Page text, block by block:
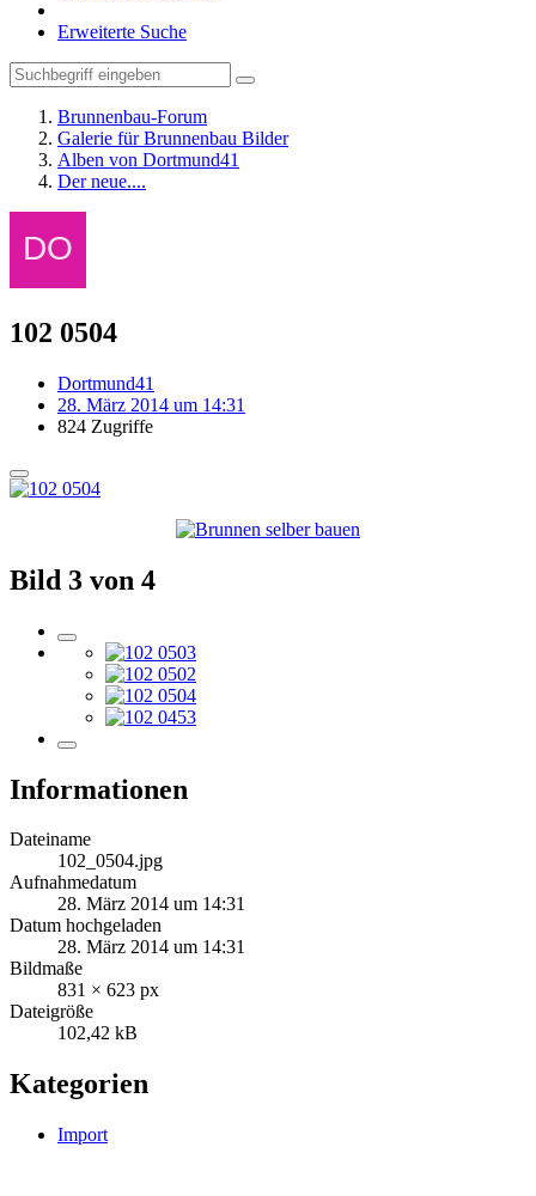
Erweiterte Suche
Brunnenbau-Forum
Galerie für Brunnenbau Bilder
Alben von Dortmund41
Der neue....
102 0504
Dortmund41
28. März 2014 um 14:31
824 Zugriffe
Bild 3 von 4
Informationen
Dateiname
102_0504.jpg
Aufnahmedatum
28. März 2014 um 14:31
Datum hochgeladen
28. März 2014 um 14:31
Bildmaße
831 × 623 px
Dateigröße
102,42 kB
Kategorien
Import